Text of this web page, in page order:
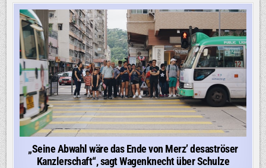
„Seine Abwahl wäre das Ende von Merz’ desaströser
Kanzlerschaft“, sagt Wagenknecht über Schulze